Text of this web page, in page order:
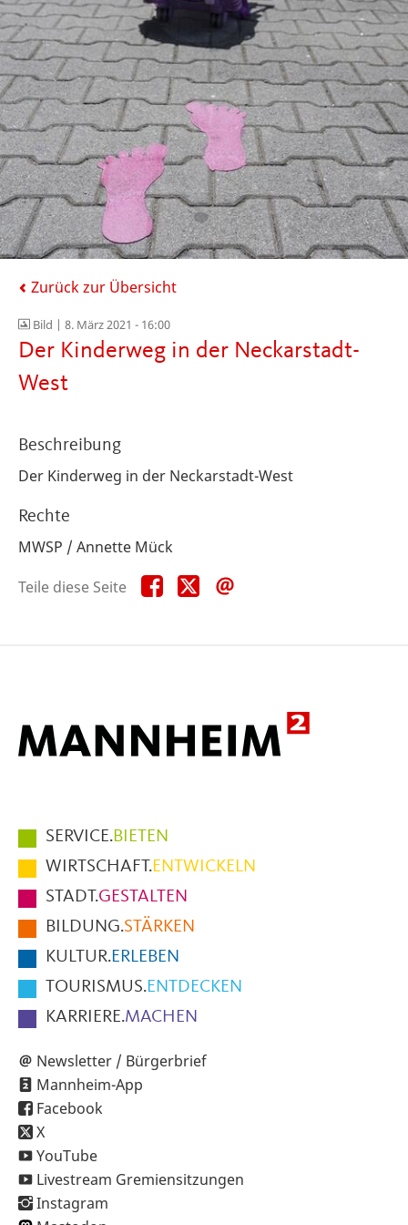
Zurück zur Übersicht
Bild | 8. März 2021 - 16:00
Der Kinderweg in der Neckarstadt-
West
Beschreibung
Der Kinderweg in der Neckarstadt-West
Rechte
MWSP / Annette Mück
Teile diese Seite
Teile
diese
Teile
diese
Hauptmenüpunkte
im
Fußbereich
der
Seite
SERVICE.BIETEN
WIRTSCHAFT.ENTWICKELN
STADT.GESTALTEN
BILDUNG.STÄRKEN
KULTUR.ERLEBEN
TOURISMUS.ENTDECKEN
KARRIERE.MACHEN
Newsletter / Bürgerbrief
Mannheim-App
Facebook
X
YouTube
Livestream Gremiensitzungen
Instagram